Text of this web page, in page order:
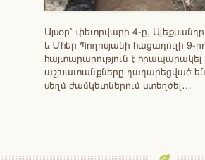
Այսօր՝ փետրվարի 4-ը,
և Մհեր Պողոսյանի հացադուլի
հայտարարություն է
աշխատանքները դադարեցված
սեղմ ժամկետներում ստեղծել…